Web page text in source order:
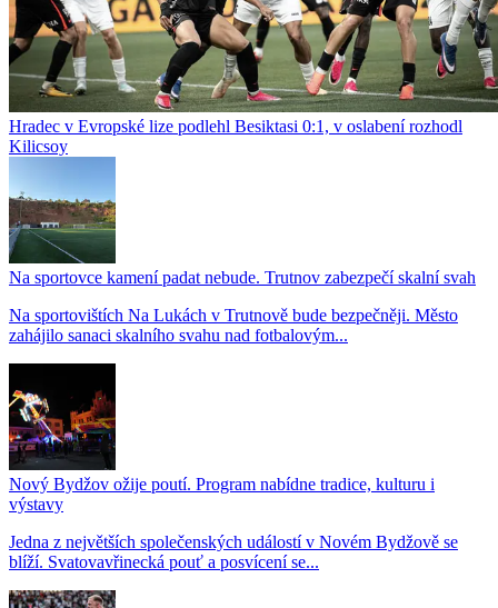
Hradec v Evropské lize podlehl Besiktasi 0:1, v oslabení rozhodl
Kilicsoy
Na sportovce kamení padat nebude. Trutnov zabezpečí skalní svah
Na sportovištích Na Lukách v Trutnově bude bezpečněji. Město
zahájilo sanaci skalního svahu nad fotbalovým...
Nový Bydžov ožije poutí. Program nabídne tradice, kulturu i
výstavy
Jedna z největších společenských událostí v Novém Bydžově se
blíží. Svatovavřinecká pouť a posvícení se...